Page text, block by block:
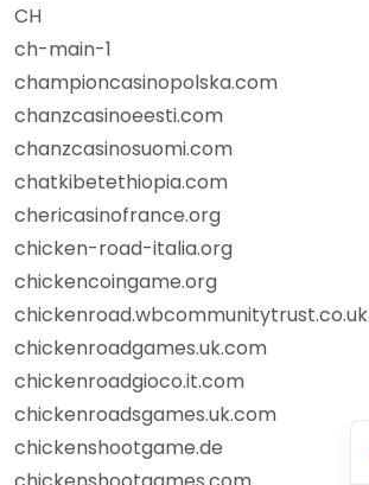
CH
ch-main-1
championcasinopolska.com
chanzcasinoeesti.com
chanzcasinosuomi.com
chatkibetethiopia.com
chericasinofrance.org
chicken-road-italia.org
chickencoingame.org
chickenroad.wbcommunitytrust.co.uk
chickenroadgames.uk.com
chickenroadgioco.it.com
chickenroadsgames.uk.com
chickenshootgame.de